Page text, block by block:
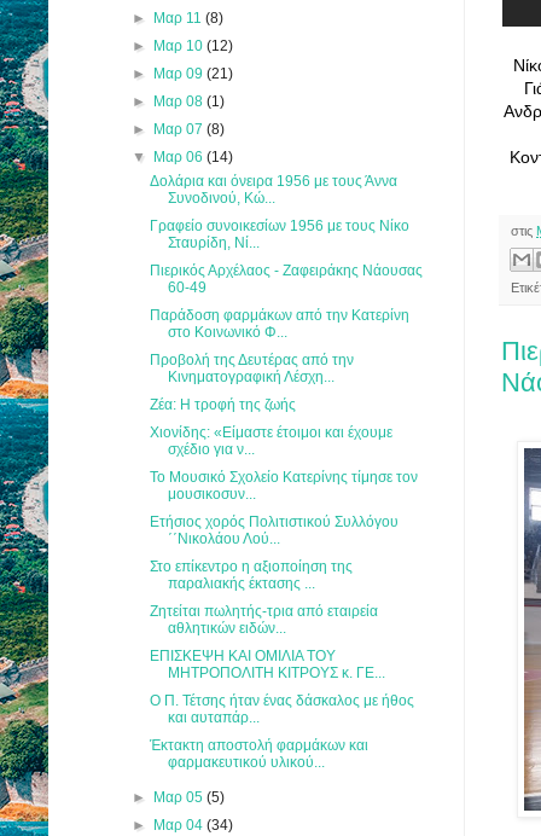
στις
► Μαρ 11 (8)
► Μαρ 10 (12)
► Μαρ 09 (21)
► Μαρ 08 (1)
► Μαρ 07 (8)
▼ Μαρ 06 (14)
Δολάρια και όνειρα 1956 με τους Άννα
Συνοδινού, Κώ...
Γραφείο συνοικεσίων 1956 με τους Νίκο
Σταυρίδη, Νί...
Πιερικός Αρχέλαος - Ζαφειράκης Νάουσας
60-49
Παράδοση φαρμάκων από την Κατερίνη
στο Κοινωνικό Φ...
Προβολή της Δευτέρας από την
Κινηματογραφική Λέσχη...
Ζέα: Η τροφή της ζωής
Χιονίδης: «Είμαστε έτοιμοι και έχουμε
σχέδιο για ν...
Το Μουσικό Σχολείο Κατερίνης τίμησε τον
μουσικοσυν...
Ετήσιος χορός Πολιτιστικού Συλλόγου
΄΄Νικολάου Λού...
Στο επίκεντρο η αξιοποίηση της
παραλιακής έκτασης ...
Ζητείται πωλητής-τρια από εταιρεία
αθλητικών ειδών...
ΕΠΙΣΚΕΨΗ ΚΑΙ ΟΜΙΛΙΑ ΤΟΥ
ΜΗΤΡΟΠΟΛΙΤΗ ΚΙΤΡΟΥΣ κ. ΓΕ...
Ο Π. Τέτσης ήταν ένας δάσκαλος με ήθος
και αυταπάρ...
Έκτακτη αποστολή φαρμάκων και
φαρμακευτικού υλικού...
► Μαρ 05 (5)
► Μαρ 04 (34)